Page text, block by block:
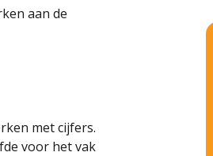
aan de
met cijfers.
voor het vak